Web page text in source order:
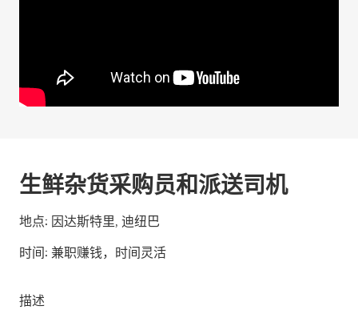
生鲜杂货采购员和派送司机
地点: 因达斯特里, 迪纽巴
时间: 兼职赚钱，时间灵活
描述